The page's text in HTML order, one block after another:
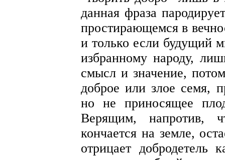
данная фраза
простирающемся в
и только если будущий
избранному народу,
смысл и значение,
доброе или злое семя,
но не приносящее
Верящим, напротив,
кончается на земле,
отрицает